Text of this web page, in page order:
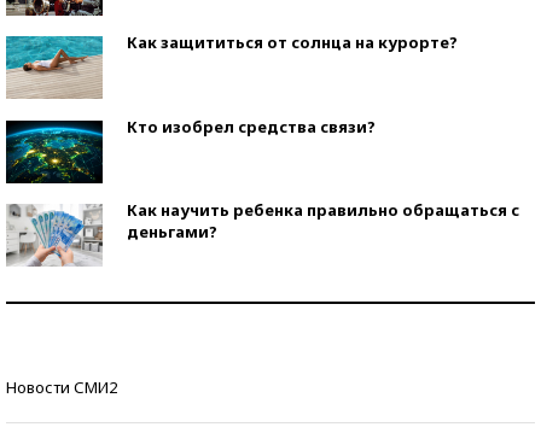
Как защититься от солнца на курорте?
Кто изобрел средства связи?
Как научить ребенка правильно обращаться с
деньгами?
Новости СМИ2